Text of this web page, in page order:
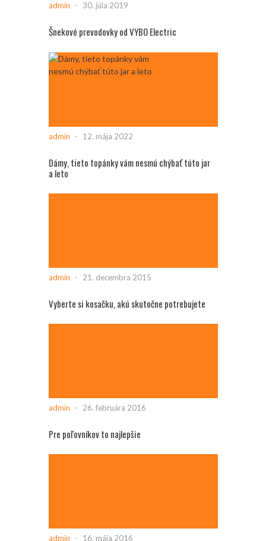
admin - 30. júla 2019
Šnekové prevodovky od VYBO Electric
admin - 12. mája 2022
Dámy, tieto topánky vám nesmú chýbať túto jar
a leto
admin - 21. decembra 2015
Vyberte si kosačku, akú skutočne potrebujete
admin - 26. februára 2016
Pre poľovníkov to najlepšie
admin - 16. mája 2016